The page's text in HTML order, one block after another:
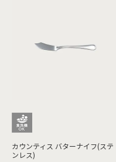
カウンティス バターナイフ(ステ
ンレス)